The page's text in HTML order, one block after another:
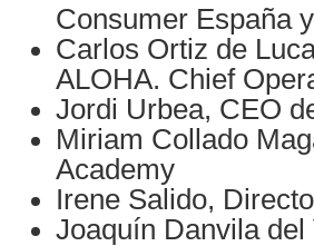
Consumer España
Carlos Ortiz de
ALOHA. Chief
Jordi Urbea, CEO
Miriam Collado
Academy
Irene Salido,
Joaquín Danvila